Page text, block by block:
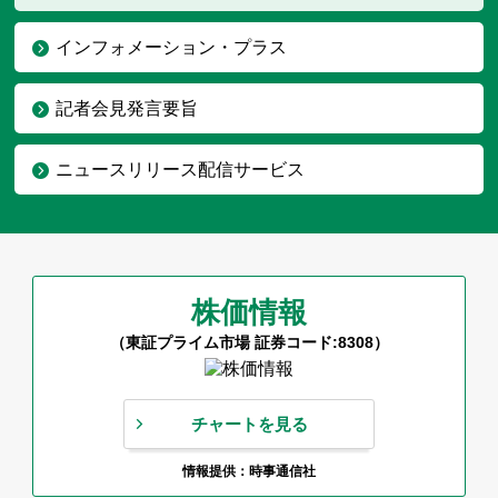
インフォメーション・プラス
記者会見発言要旨
ニュースリリース配信サービス
株価情報
（東証プライム市場 証券コード:8308）
チャートを見る
情報提供：時事通信社